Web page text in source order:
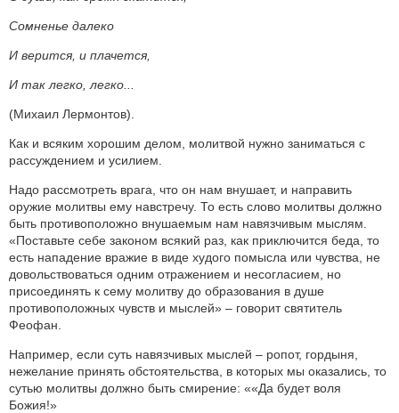
Сомненье далеко
И верится, и плачется,
И так легко, легко...
(Михаил Лермонтов).
Как и всяким хорошим делом, молитвой нужно заниматься с
рассуждением и усилием.
Надо рассмотреть врага, что он нам внушает, и направить
оружие молитвы ему навстречу. То есть слово молитвы должно
быть противоположно внушаемым нам навязчивым мыслям.
«Поставьте себе законом всякий раз, как приключится беда, то
есть нападение вражие в виде худого помысла или чувства, не
довольствоваться одним отражением и несогласием, но
присоединять к сему молитву до образования в душе
противоположных чувств и мыслей» – говорит святитель
Феофан.
Например, если суть навязчивых мыслей – ропот, гордыня,
нежелание принять обстоятельства, в которых мы оказались, то
сутью молитвы должно быть смирение: ««Да будет воля
Божия!»